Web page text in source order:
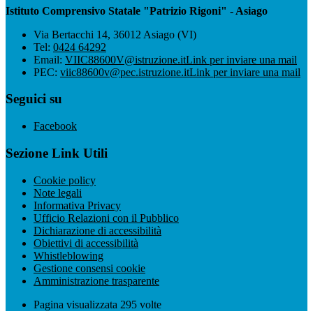
Istituto Comprensivo Statale "Patrizio Rigoni" - Asiago
Via Bertacchi 14, 36012 Asiago (VI)
Tel: 0424 64292
Email: VIIC88600V@istruzione.itLink per inviare una mail
PEC: viic88600v@pec.istruzione.itLink per inviare una mail
Seguici su
Facebook
Sezione Link Utili
Cookie policy
Note legali
Informativa Privacy
Ufficio Relazioni con il Pubblico
Dichiarazione di accessibilità
Obiettivi di accessibilità
Whistleblowing
Gestione consensi cookie
Amministrazione trasparente
Pagina visualizzata 295 volte